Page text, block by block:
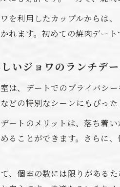
を利用したカップルからは
れます。初めての焼肉デー
いジョワのランチデ
は、デートでのプライバシ
どの特別なシーンにもぴっ
ートのメリットは、落ち着
ることができます。さらに
、個室の数には限りがある